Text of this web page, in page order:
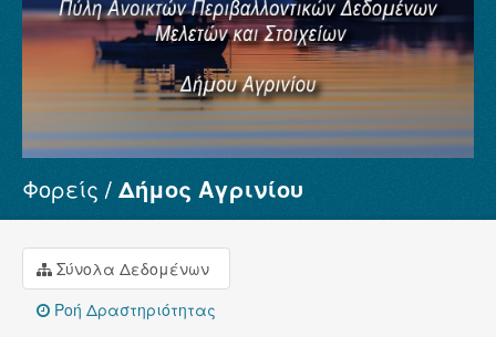
Σύνολα Δεδομένων
Φορείς
Ομάδες
Σχετικά
Φορείς Δήμος Αγρινίου
Σύνολα Δεδομένων
Ροή Δραστηριότητας